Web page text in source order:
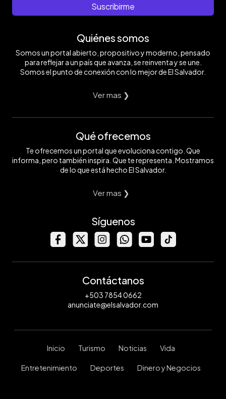
Suscribirme
Quiénes somos
Somos un portal abierto, propositivo y moderno, pensado
para reflejar a un país que avanza, se reinventa y se une.
Somos el punto de conexión con lo mejor de El Salvador.
Ver mas ❯
Qué ofrecemos
Te ofrecemos un portal que evoluciona contigo. Que
informa, pero también inspira. Que te representa. Mostramos
de lo que está hecho El Salvador.
Ver mas ❯
Síguenos
Contáctanos
+503 7854 0662
anunciate@elsalvador.com
Inicio Turismo Noticias Vida
Entretenimiento Deportes Dinero y Negocios